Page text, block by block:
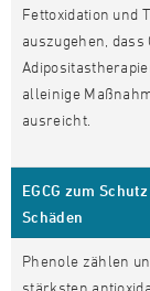
Fettoxidation und
auszugehen,
alleinige
ausreicht.
EGCG zum
Schäden
Phenole zählen
stärksten